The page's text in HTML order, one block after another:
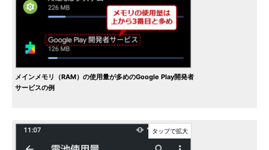
メインメモリ（RAM）の使用量が多めのGoogle Play開発者
サービスの例